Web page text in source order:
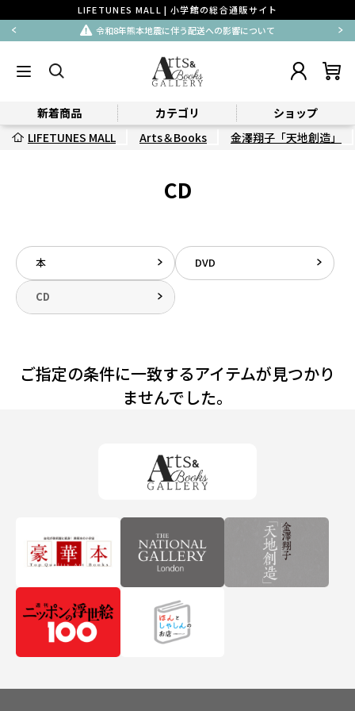
LIFETUNES MALL | 小学館の総合通販サイト
令和8年熊本地震に伴う配送への影響について
新着商品 カテゴリ
ショップ
LIFETUNES MALL
Arts＆Books 金澤翔子「天地創造」
CD
本 DVD
CD
ご指定の条件に一致するアイテムが見つかり
ませんでした。